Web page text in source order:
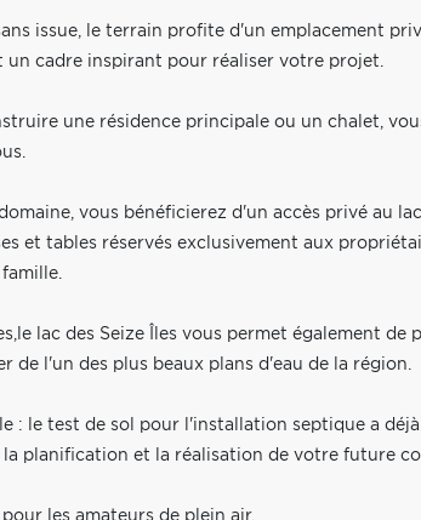
issue, le terrain profite d'un emplacement
un cadre inspirant pour réaliser votre projet.
une résidence principale ou un chalet,
vous bénéficierez d'un accès privé au
et tables réservés exclusivement aux
famille.
lac des Seize Îles vous permet également de
de l'un des plus beaux plans d'eau de la région.
: le test de sol pour l'installation septique a
la planification et la réalisation de votre future
les amateurs de plein air.